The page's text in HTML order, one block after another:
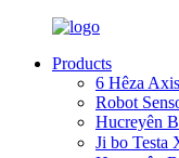
Products
6 Hêza
Robot
Hucreyên